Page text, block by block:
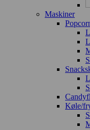
Maskiner
Køle/